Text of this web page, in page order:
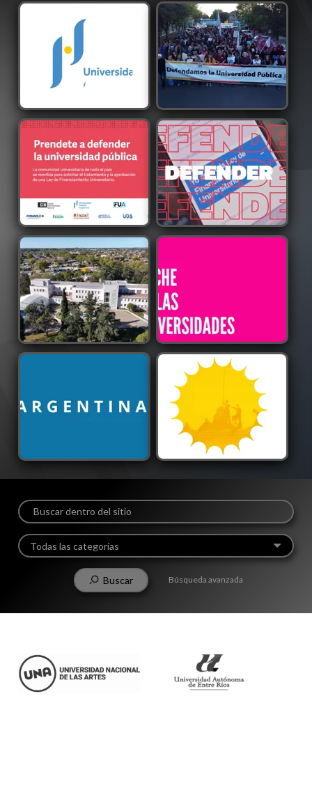
Conferencia de Prensa del
CIN previa a la Segunda ...
Segunda Marcha Federal
Universitaria
Conferencia de prensa:
Prendete a defender la
univ...
universid...
Noche de las
Universidades
00:01:11
Primera Marcha Federal
- 00:02:10
Conferencia de Prensa del
Todas las categorías
Buscar Búsqueda avanzada